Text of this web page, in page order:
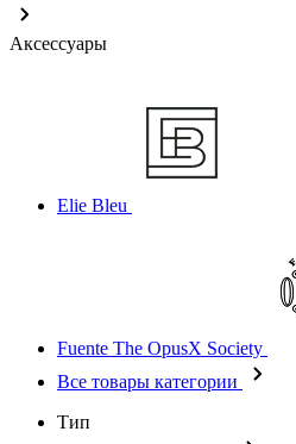
Аксессуары
Elie Bleu
Fuente The OpusX Society
Все товары категории
Тип